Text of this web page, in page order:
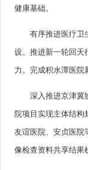
健康基础。
有序推进医疗卫
设。推进新一轮回天
力。完成积水潭医院
深入推进京津冀
院项目实现主体结构
友谊医院、安贞医院
像检查资料共享结果